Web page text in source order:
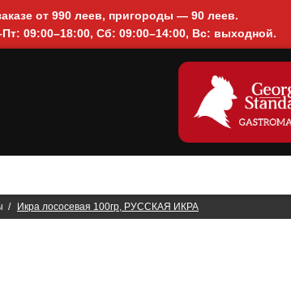
от 990 леев, пригороды — 90 леев.
09:00–18:00, Сб: 09:00–14:00, Вс: выходной.
Икра лососевая 100гр, РУССКАЯ ИКРА